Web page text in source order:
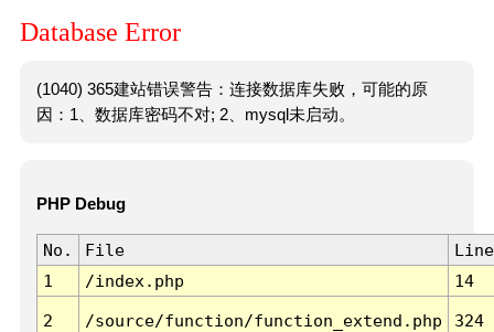
Database Error
(1040) 365建站错误警告：连接数据库失败，可能的原
因：1、数据库密码不对; 2、mysql未启动。
PHP Debug
No. File
Line
1
/index.php 14
2 /source/function/function_extend.php 324